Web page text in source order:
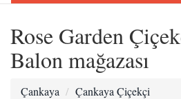
Rose Garden
Balon mağazası
Çankaya Çankaya Çiçekçi